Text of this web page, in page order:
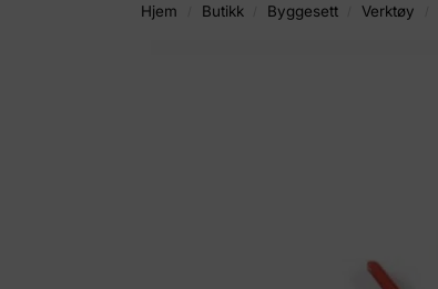
Hjem Butikk Byggesett Verktøy